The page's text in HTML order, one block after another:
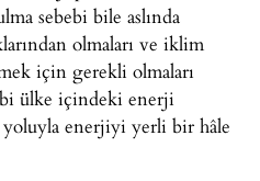
sebebi bile aslında
olmaları ve iklim
için gerekli olmaları
ülke içindeki enerji
yoluyla enerjiyi yerli bir hâle